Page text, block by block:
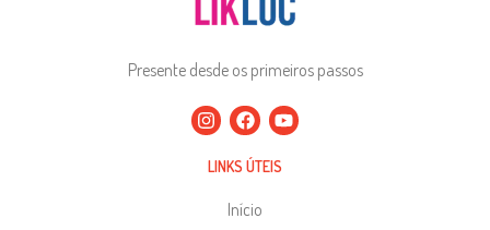
Presente desde os primeiros passos
LINKS ÚTEIS
Início